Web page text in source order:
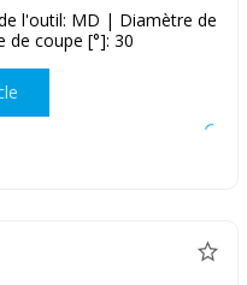
l'outil: MD | Diamètre de
coupe [°]: 30